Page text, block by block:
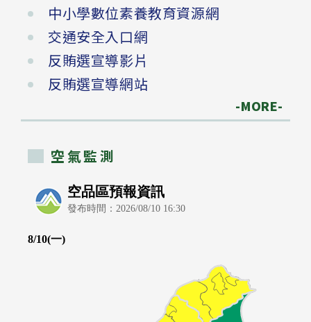
中小學數位素養教育資源網
交通安全入口網
反賄選宣導影片
反賄選宣導網站
-MORE-
空氣監測